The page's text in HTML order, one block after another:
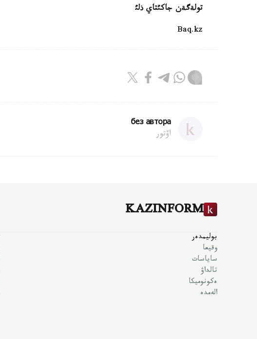
تولةگةن جاكئتاي ذلئ
Baq.kz
без автора
اۆتور
KAZINFORM
بوليمدەر
وقيعا
ساياسات
تالداۋ
ەكونوميكا
الەمدە